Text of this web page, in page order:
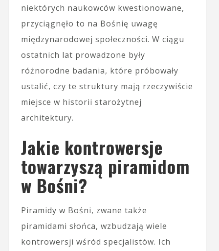
niektórych naukowców kwestionowane,
przyciągnęło to na Bośnię uwagę
międzynarodowej społeczności. W ciągu
ostatnich lat prowadzone były
różnorodne badania, które próbowały
ustalić, czy te struktury mają rzeczywiście
miejsce w historii starożytnej
architektury.
Jakie kontrowersje
towarzyszą piramidom
w Bośni?
Piramidy w Bośni, zwane także
piramidami słońca, wzbudzają wiele
kontrowersji wśród specjalistów. Ich